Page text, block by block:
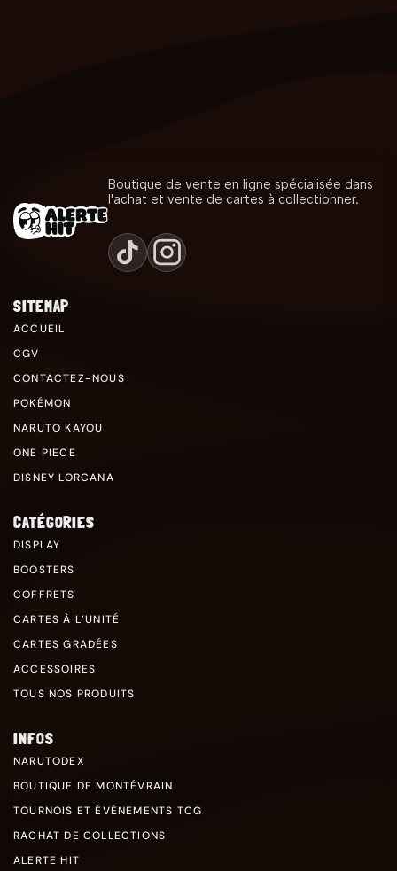
Boutique de vente en ligne spécialisée dans
l'achat et vente de cartes à collectionner.
SITEMAP
ACCUEIL
CGV
CONTACTEZ-NOUS
POKÉMON
NARUTO KAYOU
ONE PIECE
DISNEY LORCANA
CATÉGORIES
DISPLAY
BOOSTERS
COFFRETS
CARTES À L’UNITÉ
CARTES GRADÉES
ACCESSOIRES
TOUS NOS PRODUITS
INFOS
NARUTODEX
BOUTIQUE DE MONTÉVRAIN
TOURNOIS ET ÉVÉNEMENTS TCG
RACHAT DE COLLECTIONS
ALERTE HIT